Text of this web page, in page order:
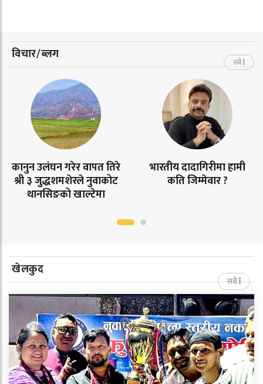
विचार/ब्लग सबै
कानुन उलंघन गरेर वापत तिरे
श्री ३ जुद्धशमशेरले नुवाकोट
थानसिङको खाल्टेमा
भारतीय दादागिरीमा हामी
कति जिम्मेवार ?
खेलकुद
सबै